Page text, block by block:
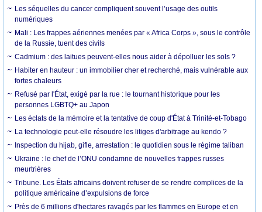
Les séquelles du cancer compliquent souvent l’usage des outils
numériques
Mali : Les frappes aériennes menées par « Africa Corps », sous le contrôle
de la Russie, tuent des civils
Cadmium : des laitues peuvent-elles nous aider à dépolluer les sols ?
Habiter en hauteur : un immobilier cher et recherché, mais vulnérable aux
fortes chaleurs
Refusé par l'État, exigé par la rue : le tournant historique pour les
personnes LGBTQ+ au Japon
Les éclats de la mémoire et la tentative de coup d'État à Trinité-et-Tobago
La technologie peut-elle résoudre les litiges d'arbitrage au kendo ?
Inspection du hijab, gifle, arrestation : le quotidien sous le régime taliban
Ukraine : le chef de l’ONU condamne de nouvelles frappes russes
meurtrières
Tribune. Les États africains doivent refuser de se rendre complices de la
politique américaine d’expulsions de force
Près de 6 millions d'hectares ravagés par les flammes en Europe et en